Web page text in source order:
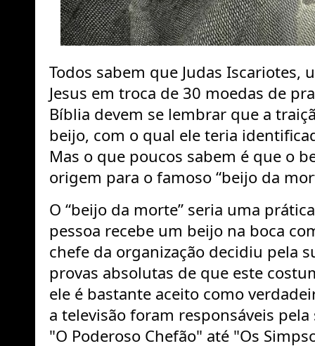
Todos sabem que Judas
Jesus em troca de 30 moedas de
Bíblia devem se lembrar que a
beijo, com o qual ele teria
Mas o que poucos sabem é que o
origem para o famoso “beijo da
O “beijo da morte” seria uma
pessoa recebe um beijo na boca
chefe da organização decidiu pela
provas absolutas de que este
ele é bastante aceito como
a televisão foram responsáveis
"O Poderoso Chefão" até "Os